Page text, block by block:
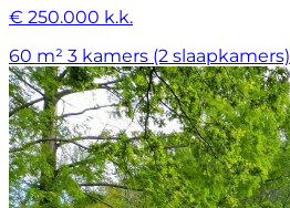
€ 250.000 k.k.
60 m² 3 kamers (2 slaapkamers)